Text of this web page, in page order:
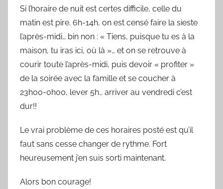
Si l’horaire de nuit est certes difficile, celle du
matin est pire. 6h-14h, on est censé faire la sieste
l’après-midi… bin non : « Tiens, puisque tu es à la
maison, tu iras ici, où là »… et on se retrouve à
courir toute l’après-midi, puis devoir « profiter »
de la soirée avec la famille et se coucher à
23h00-0h00, lever 5h… arriver au vendredi c’est
dur!!
Le vrai problème de ces horaires posté est qu’il
faut sans cesse changer de rythme. Fort
heureusement j’en suis sorti maintenant.
Alors bon courage!